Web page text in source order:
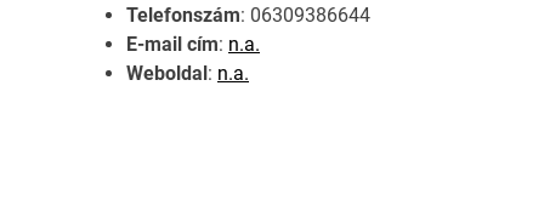
Telefonszám: 06309386644
E-mail cím: n.a.
Weboldal : n.a.